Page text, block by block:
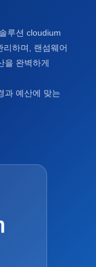
루션 cloudium
하며, 랜섬웨어
을 완벽하게
과 예산에 맞는